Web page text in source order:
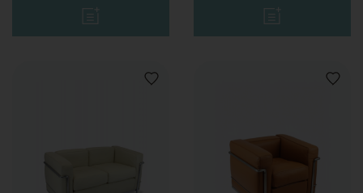
AJOUTER